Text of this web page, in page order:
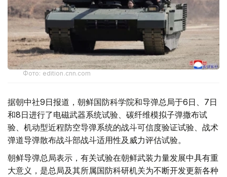
Фото: edition.cnn.com
据朝中社9日报道，朝鲜国防科学院和导弹总局于6日、7日
和8日进行了电磁武器系统试验、碳纤维模拟子弹撒布试
验、机动型近程防空导弹系统的战斗可信度验证试验、战术
弹道导弹散布战斗部战斗适用性及威力评估试验。
朝鲜导弹总局表示，有关试验在朝鲜武装力量发展中具有重
大意义，是总局及其所属国防科研机关为不断开发更新各种